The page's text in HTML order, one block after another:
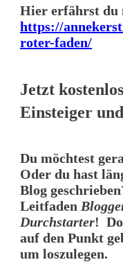
Hier erfährst du
https://
roter-faden/
Jetzt
Einsteiger
Du möchtest
Oder du hast
Blog
Leitfaden
Durchstarter!
auf den Punkt
um loszulegen.